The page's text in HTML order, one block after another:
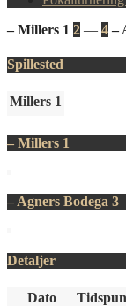
– Millers 1 2 — 4 –
Spillested
Millers 1
– Millers 1
– Agners Bodega 3
Detaljer
Dato